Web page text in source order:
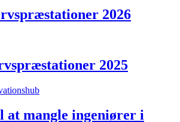
2026
2025
mangle ingeniører i